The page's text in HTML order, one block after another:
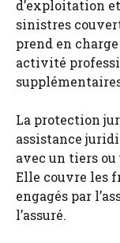
d’exploitation
sinistres
prend en
activité
La protection
assistance
avec un tiers
Elle couvre les
engagés par
l’assuré.